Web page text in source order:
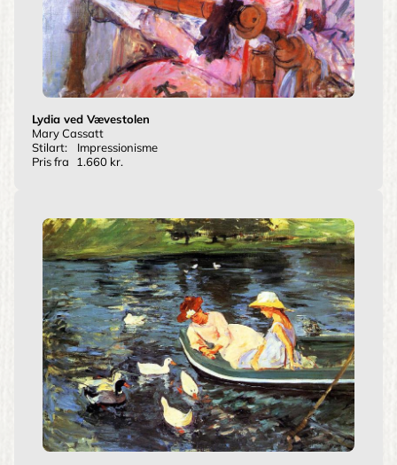
Lydia ved Vævestolen
Mary Cassatt
Stilart:
Impressionisme
Pris fra
1.660 kr.